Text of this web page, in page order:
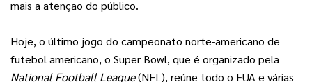
mais a atenção do público.
Hoje, o último jogo do campeonato norte-americano de
National Football League (NFL), reúne todo o EUA e várias